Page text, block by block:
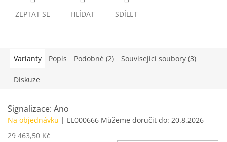
ZEPTAT SE HLÍDAT SDÍLET
Varianty Popis Podobné (2) Související soubory (3)
Diskuze
Signalizace: Ano
Na objednávku | EL000666 Můžeme doručit do: 20.8.2026
29 463,50 Kč